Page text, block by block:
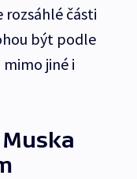
rozsáhlé části
být podle
jiné i